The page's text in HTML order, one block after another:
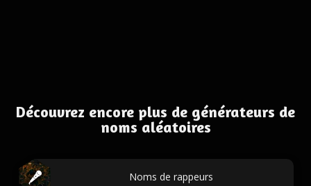
Découvrez encore plus de générateurs de
noms aléatoires
Noms de rappeurs